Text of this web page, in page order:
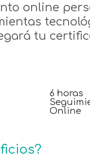
online
tu
6 horas
Online